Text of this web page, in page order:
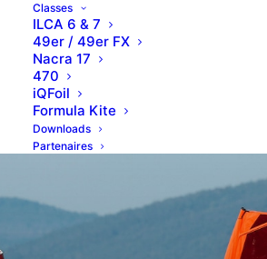
Classes
ILCA 6 & 7
49er / 49er FX
Nacra 17
470
iQFoil
Formula Kite
Downloads
Partenaires